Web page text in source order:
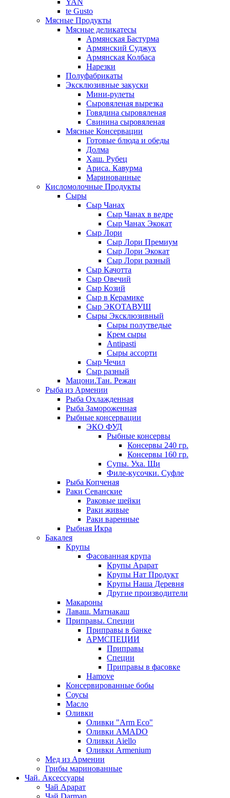
YAN
te Gusto
Мясные Продукты
Мясные деликатесы
Армянская Бастурма
Армянский Суджух
Армянская Колбаса
Нарезки
Полуфабрикаты
Эксклюзивные закуски
Мини-рулеты
Сыровяленая вырезка
Говядина сыровяленая
Свинина сыровяленая
Мясные Консервации
Готовые блюда и обеды
Долма
Хаш. Рубец
Ариса. Кавурма
Маринованные
Кисломолочные Продукты
Сыры
Сыр Чанах
Сыр Чанах в ведре
Сыр Чанах Экокат
Сыр Лори
Сыр Лори Премиум
Сыр Лори Экокат
Сыр Лори разный
Сыр Качотта
Сыр Овечий
Сыр Козий
Сыр в Керамике
Сыр ЭКОТАВУШ
Сыры Эксклюзивный
Сыры полутведые
Крем сыры
Antipasti
Сыры ассорти
Сыр Чечил
Сыр разный
Мацони.Тан. Режан
Рыба из Армении
Рыба Охлажденная
Рыба Замороженная
Рыбные консервации
ЭКО ФУД
Рыбные консервы
Консервы 240 гр.
Консервы 160 гр.
Супы. Уха. Щи
Филе-кусочки. Суфле
Рыба Копченая
Раки Севанские
Раковые шейки
Раки живые
Раки варенные
Рыбная Икра
Бакалея
Крупы
Фасованная крупа
Крупы Арарат
Крупы Нат Продукт
Крупы Наша Деревня
Другие производители
Макароны
Лаваш. Матнакаш
Приправы. Специи
Приправы в банке
АРМСПЕЦИИ
Приправы
Специи
Приправы в фасовке
Hamove
Консервированные бобы
Соусы
Масло
Оливки
Оливки "Arm Eco"
Оливки AMADO
Оливки Aiello
Оливки Armenium
Мед из Армении
Грибы маринованные
Чай. Аксессуары
Чай Арарат
Чай Darman